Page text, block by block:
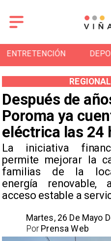
DEPORTES
Después de
Poroma ya
eléctrica las 24
La iniciativa
permite mejorar la
familias de la
energía renovable,
acceso estable a
REGIONAL
Martes, 26 De Mayo
Prensa Web
Por